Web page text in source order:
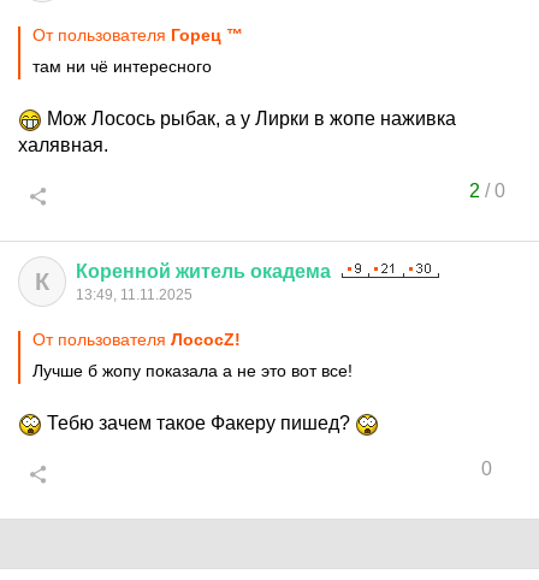
От пользователя Горец ™
там ни чё интересного
Мож Лосось рыбак, а у Лирки в жопе наживка
халявная.
2 /0
К Коренной житель окадема
13:49, 11.11.2025
От пользователя ЛососZ!
Лучше б жопу показала а не это вот все!
Тебю зачем такое Факеру пишед?
0